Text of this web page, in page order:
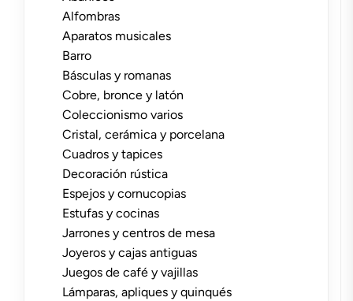
Alfombras
Aparatos musicales
Barro
Básculas y romanas
Cobre, bronce y latón
Coleccionismo varios
Cristal, cerámica y porcelana
Cuadros y tapices
Decoración rústica
Espejos y cornucopias
Estufas y cocinas
Jarrones y centros de mesa
Joyeros y cajas antiguas
Juegos de café y vajillas
Lámparas, apliques y quinqués